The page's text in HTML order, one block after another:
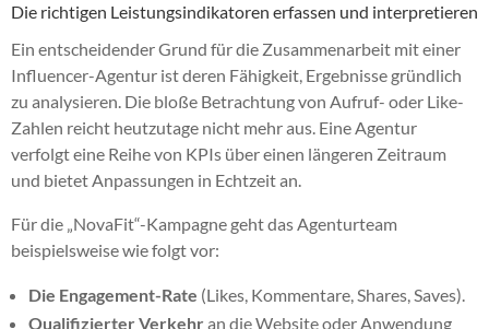
Die richtigen Leistungsindikatoren erfassen und interpretieren
Ein entscheidender Grund für die Zusammenarbeit mit einer
Influencer-Agentur ist deren Fähigkeit, Ergebnisse gründlich
zu analysieren. Die bloße Betrachtung von Aufruf- oder Like-
Zahlen reicht heutzutage nicht mehr aus. Eine Agentur
verfolgt eine Reihe von KPIs über einen längeren Zeitraum
und bietet Anpassungen in Echtzeit an.
Für die „NovaFit“-Kampagne geht das Agenturteam
beispielsweise wie folgt vor:
Die Engagement-Rate (Likes, Kommentare, Shares, Saves).
Qualifizierter Verkehran die Website oder Anwendung